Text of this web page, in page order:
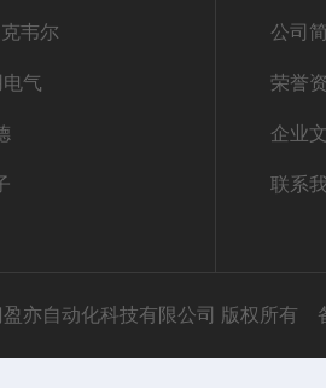
韦尔
气
公司
荣誉
企业
联系
亦自动化科技有限公司 版权所有